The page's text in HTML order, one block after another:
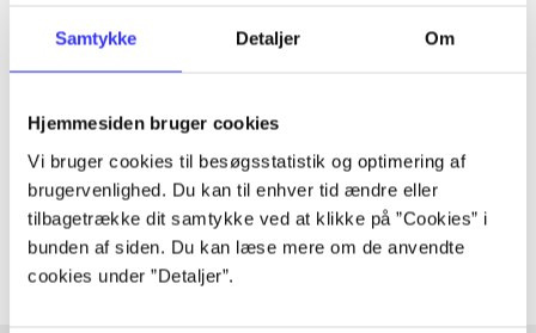
Samtykke Detaljer Om
Hjemmesiden bruger cookies
Vi bruger cookies til besøgsstatistik og optimering af
brugervenlighed. Du kan til enhver tid ændre eller
tilbagetrække dit samtykke ved at klikke på ”Cookies” i
bunden af siden. Du kan læse mere om de anvendte
cookies under ”Detaljer”.
Tidsskrift
Artiklen er en del af
Tidsskrift
Artiklerne i handler ofte om